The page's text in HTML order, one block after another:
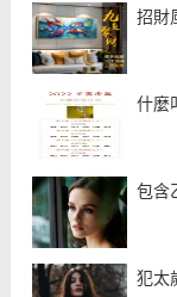
招財
什麼
包含
犯太